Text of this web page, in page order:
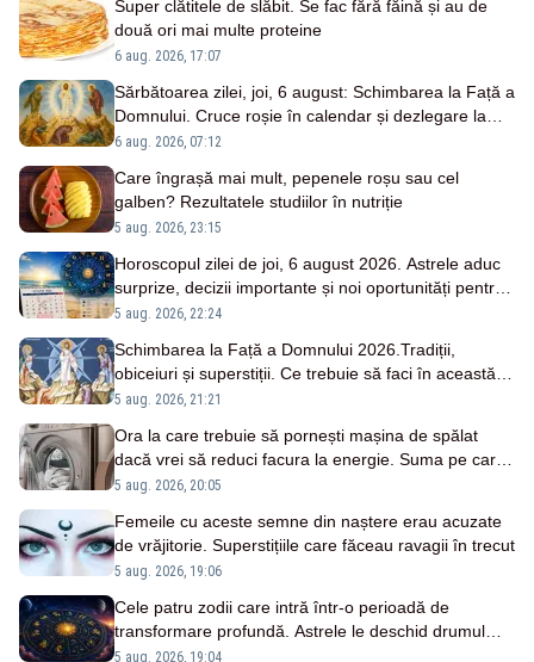
Super clătitele de slăbit. Se fac fără făină și au de
două ori mai multe proteine
6 aug. 2026, 17:07
Sărbătoarea zilei, joi, 6 august: Schimbarea la Față a
Domnului. Cruce roșie în calendar și dezlegare la
pește
6 aug. 2026, 07:12
Care îngrașă mai mult, pepenele roșu sau cel
galben? Rezultatele studiilor în nutriție
5 aug. 2026, 23:15
Horoscopul zilei de joi, 6 august 2026. Astrele aduc
surprize, decizii importante și noi oportunități pentru
fiecare zodie
5 aug. 2026, 22:24
Schimbarea la Față a Domnului 2026.Tradiții,
obiceiuri și superstiții. Ce trebuie să faci în această zi
ca să ai noroc
5 aug. 2026, 21:21
Ora la care trebuie să pornești mașina de spălat
dacă vrei să reduci facura la energie. Suma pe care
o economisești într-un an
5 aug. 2026, 20:05
Femeile cu aceste semne din naștere erau acuzate
de vrăjitorie. Superstițiile care făceau ravagii în trecut
5 aug. 2026, 19:06
Cele patru zodii care intră într-o perioadă de
transformare profundă. Astrele le deschid drumul
către succes
5 aug. 2026, 19:04